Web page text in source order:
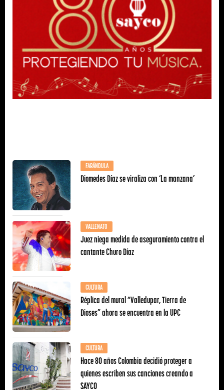
FARÁNDULA
Diomedes Díaz se viraliza con ‘La manzana’
VALLENATO
Juez niega medida de aseguramiento contra el
cantante Churo Díaz
CULTURA
Réplica del mural “Valledupar, Tierra de
Dioses” ahora se encuentra en la UPC
CULTURA
Hace 80 años Colombia decidió proteger a
quienes escriben sus canciones creando a
SAYCO